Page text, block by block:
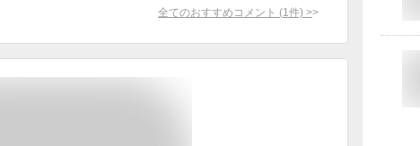
全てのおすすめコメント (1 件) >